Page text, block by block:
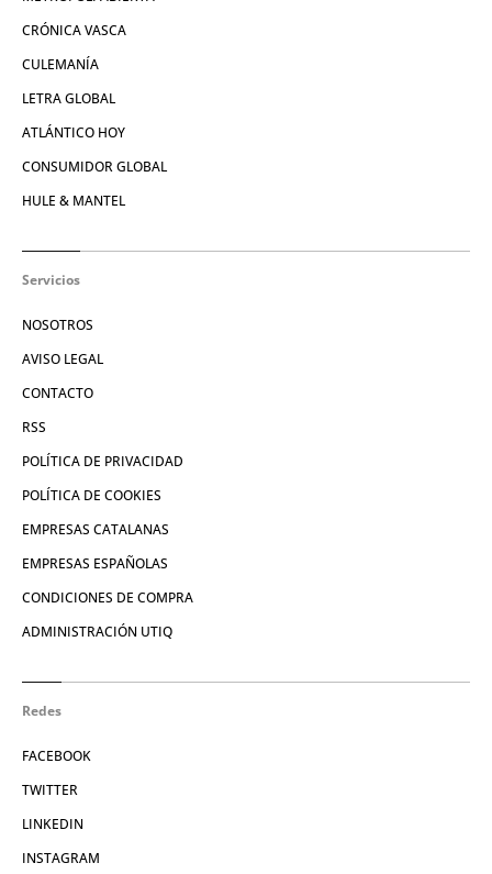
CRÓNICA VASCA
CULEMANÍA
LETRA GLOBAL
ATLÁNTICO HOY
CONSUMIDOR GLOBAL
HULE & MANTEL
Servicios
NOSOTROS
AVISO LEGAL
CONTACTO
RSS
POLÍTICA DE PRIVACIDAD
POLÍTICA DE COOKIES
EMPRESAS CATALANAS
EMPRESAS ESPAÑOLAS
CONDICIONES DE COMPRA
ADMINISTRACIÓN UTIQ
Redes
FACEBOOK
TWITTER
LINKEDIN
INSTAGRAM